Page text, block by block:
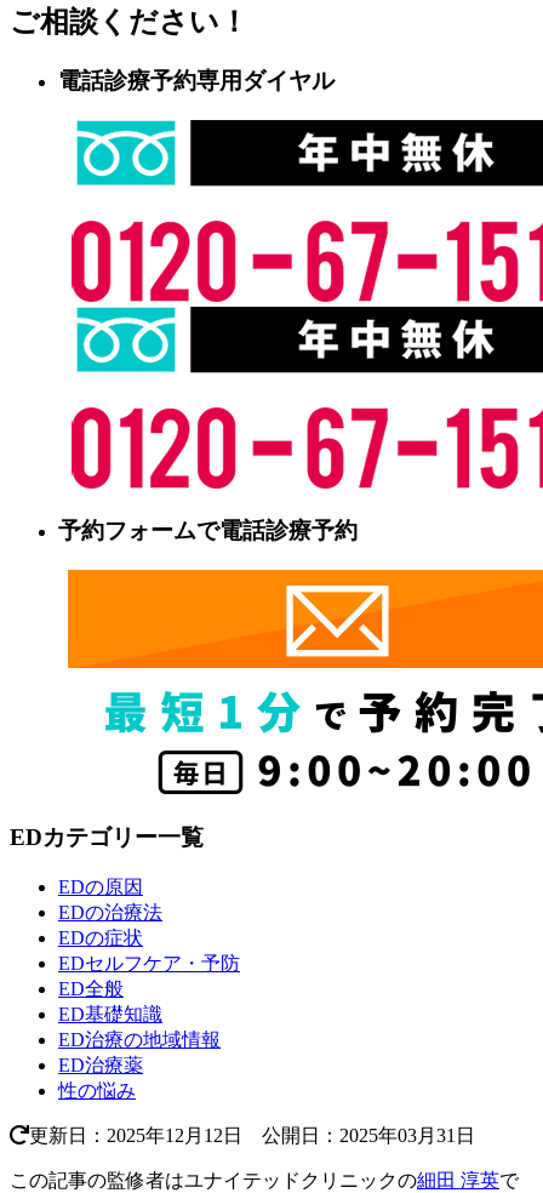
ご相談ください！
電話診療予約専用ダイヤル
予約フォームで電話診療予約
EDカテゴリー一覧
EDの原因
EDの治療法
EDの症状
EDセルフケア・予防
ED全般
ED基礎知識
ED治療の地域情報
ED治療薬
性の悩み
更新日：2025年12月12日 公開日：2025年03月31日
この記事の監修者はユナイテッドクリニックの細田 淳英で